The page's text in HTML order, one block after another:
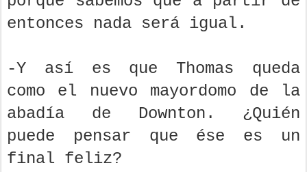
entonces nada será igual.
-Y así es que Thomas queda
como el nuevo mayordomo de la
abadía de Downton. ¿Quién
puede pensar que ése es un
final feliz?